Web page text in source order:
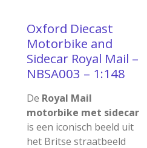
Oxford Diecast
Motorbike and
Sidecar Royal Mail –
NBSA003 – 1:148
De Royal Mail
motorbike met sidecar
is een iconisch beeld uit
het Britse straatbeeld